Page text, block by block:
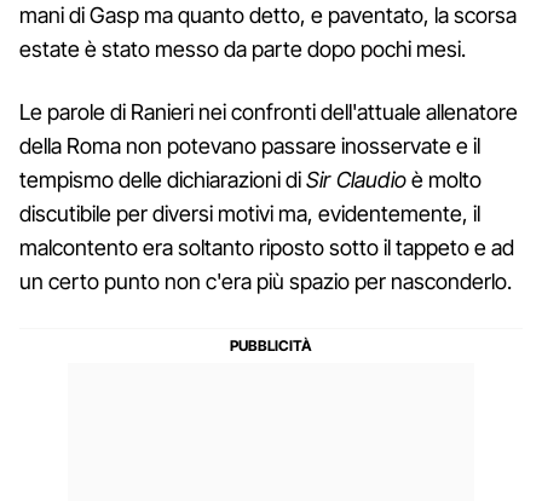
mani di Gasp ma quanto detto, e paventato, la scorsa
estate è stato messo da parte dopo pochi mesi.
Le parole di Ranieri nei confronti dell'attuale allenatore
della Roma non potevano passare inosservate e il
tempismo delle dichiarazioni diSir Claudioè molto
discutibile per diversi motivi ma, evidentemente, il
malcontento era soltanto riposto sotto il tappeto e ad
un certo punto non c'era più spazio per nasconderlo.